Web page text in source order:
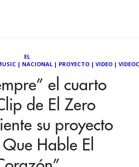
EL
| NACIONAL | PROYECTO |VIDEO |
el cuarto
de El Zero
su proyecto
Hable El